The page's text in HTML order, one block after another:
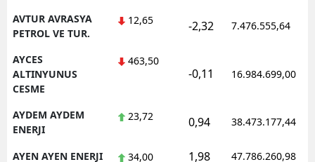
AVTUR AVRASYA
PETROL VE TUR.
12,65 -2,32 7.476.555,64
AYCES
ALTINYUNUS
CESME
463,50
-0,11 16.984.699,00
AYDEM AYDEM
ENERJI
23,72 0,94 38.473.177,44
AYEN AYEN ENERJI 34,00 1,98 47.786.260,98